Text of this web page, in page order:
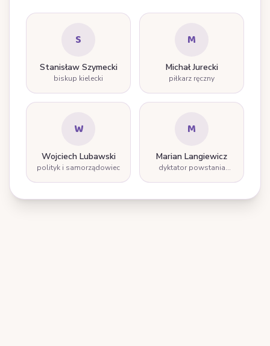
S
Stanisław Szymecki
biskup kielecki
M
Michał Jurecki
piłkarz ręczny
W
Wojciech Lubawski
polityk i samorządowiec
M
Marian Langiewicz
dyktator powstania